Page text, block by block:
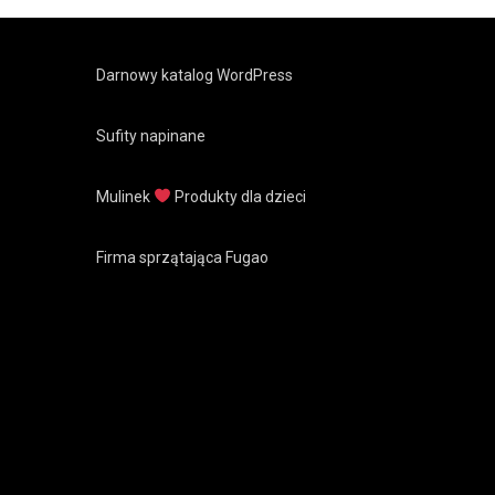
Darnowy katalog WordPress
Sufity napinane
Mulinek Produkty dla dzieci
Firma sprzątająca Fugao